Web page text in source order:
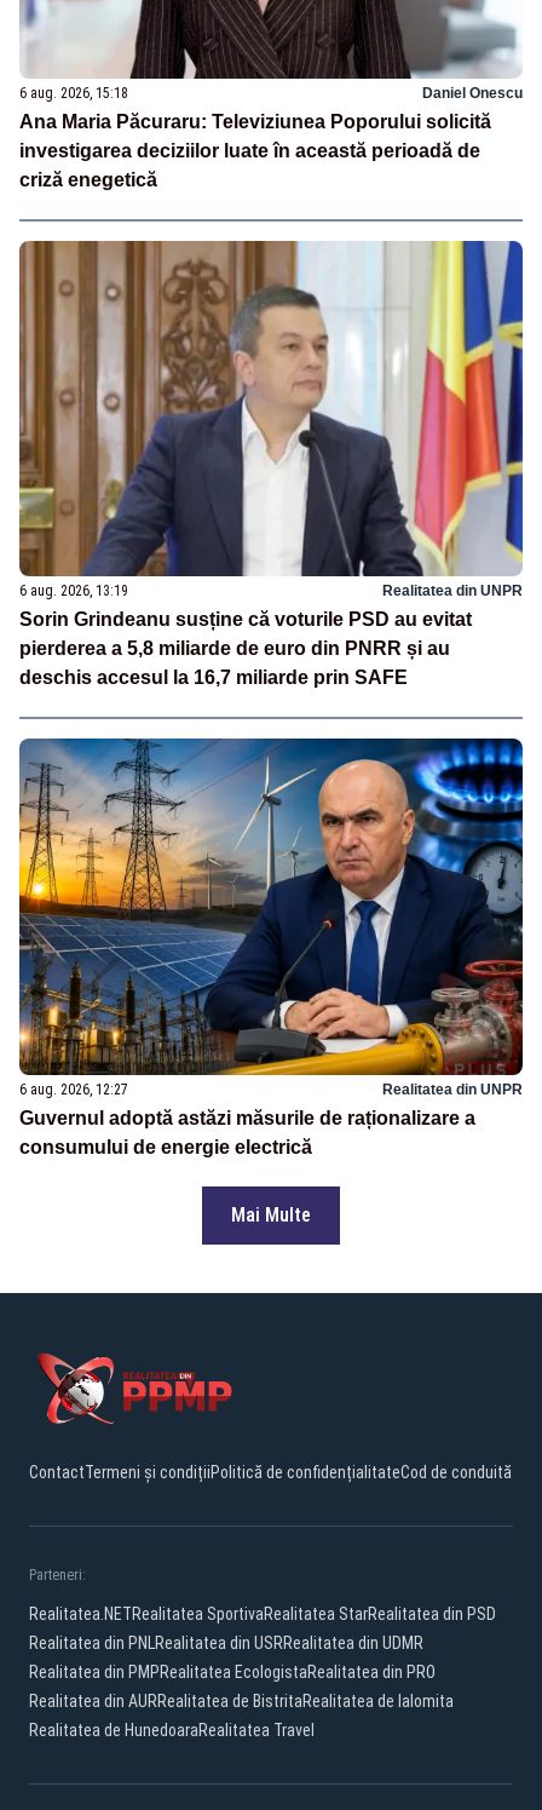
6 aug. 2026, 15:18 Daniel Onescu
Ana Maria Păcuraru: Televiziunea Poporului solicită
investigarea deciziilor luate în această perioadă de
criză enegetică
6 aug. 2026, 13:19 Realitatea din UNPR
Sorin Grindeanu susține că voturile PSD au evitat
pierderea a 5,8 miliarde de euro din PNRR și au
deschis accesul la 16,7 miliarde prin SAFE
6 aug. 2026, 12:27 Realitatea din UNPR
Guvernul adoptă astăzi măsurile de raționalizare a
consumului de energie electrică
Mai Multe
ContactTermeni și condițiiPolitică de confidențialitateCod de conduită
Parteneri:
Realitatea.NETRealitatea SportivaRealitatea StarRealitatea din PSD
Realitatea din PNLRealitatea din USRRealitatea din UDMR
Realitatea din PMPRealitatea EcologistaRealitatea din PRO
Realitatea din AURRealitatea de BistritaRealitatea de Ialomita
Realitatea de HunedoaraRealitatea Travel